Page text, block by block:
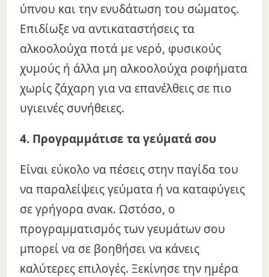
ύπνου και την ενυδάτωση του σώματος.
Επιδίωξε να αντικαταστήσεις τα
αλκοολούχα ποτά με νερό, φυσικούς
χυμούς ή άλλα μη αλκοολούχα ροφήματα
χωρίς ζάχαρη για να επανέλθεις σε πιο
υγιεινές συνήθειες.
4. Προγραμμάτισε τα γεύματά σου
Είναι εύκολο να πέσεις στην παγίδα του
να παραλείψεις γεύματα ή να καταφύγεις
σε γρήγορα σνακ. Ωστόσο, ο
προγραμματισμός των γευμάτων σου
μπορεί να σε βοηθήσει να κάνεις
καλύτερες επιλογές. Ξεκίνησε την ημέρα